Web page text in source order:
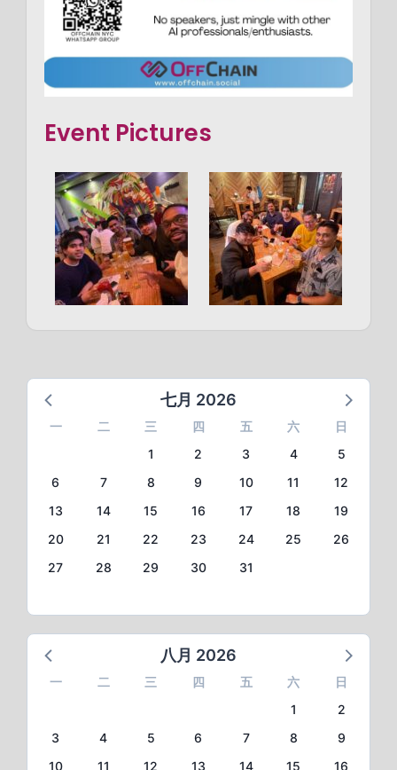
Event Pictures
七月 2026
一 二 三 四 五 六
日
1
2 3 4
5
6
7 8 9 10 11
12
13
14 15 16 17 18
19
20
21 22 23 24 25
26
27
28 29 30 31
八月 2026
一 二 三 四 五 六
日
1
2
3
4 5 6 7 8
9
10
11 12 13 14 15 16